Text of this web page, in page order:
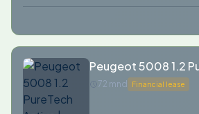
Peugeot 5008 1.2
Active | EXPORT NAP
72 mnd Financial lease